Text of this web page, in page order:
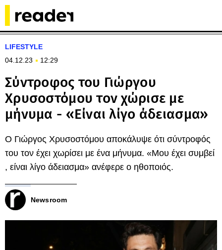
LIFESTYLE
04.12.23
12:29
Σύντροφος του Γιώργου
Χρυσοστόμου τον χώρισε με
μήνυμα - «Είναι λίγο άδειασμα»
Ο Γιώργος Χρυσοστόμου αποκάλυψε ότι σύντροφός
του τον έχει χωρίσει με ένα μήνυμα. «Μου έχει συμβεί
, είναι λίγο άδειασμα» ανέφερε ο ηθοποιός.
Newsroom